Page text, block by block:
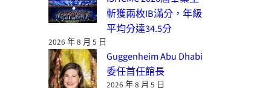
斬獲兩枚IB滿分，年級
平均分達34.5分
2026 年 8 月 5 日
Guggenheim Abu Dhabi
委任首任館長
2026 年 8 月 5 日